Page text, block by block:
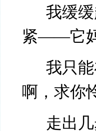
我缓
紧——它
我只
啊，求你
走出